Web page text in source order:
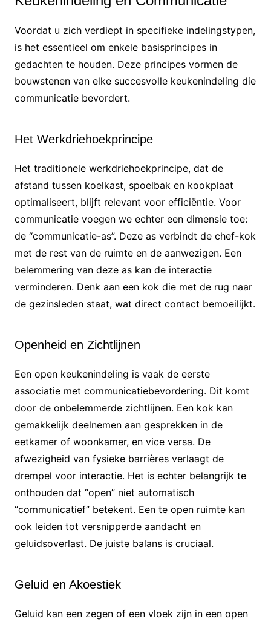
Voordat u zich verdiept in specifieke indelingstypen,
is het essentieel om enkele basisprincipes in
gedachten te houden. Deze principes vormen de
bouwstenen van elke succesvolle keukenindeling die
communicatie bevordert.
Het Werkdriehoekprincipe
Het traditionele werkdriehoekprincipe, dat de
afstand tussen koelkast, spoelbak en kookplaat
optimaliseert, blijft relevant voor efficiëntie. Voor
communicatie voegen we echter een dimensie toe:
de “communicatie-as”. Deze as verbindt de chef-kok
met de rest van de ruimte en de aanwezigen. Een
belemmering van deze as kan de interactie
verminderen. Denk aan een kok die met de rug naar
de gezinsleden staat, wat direct contact bemoeilijkt.
Openheid en Zichtlijnen
Een open keukenindeling is vaak de eerste
associatie met communicatiebevordering. Dit komt
door de onbelemmerde zichtlijnen. Een kok kan
gemakkelijk deelnemen aan gesprekken in de
eetkamer of woonkamer, en vice versa. De
afwezigheid van fysieke barrières verlaagt de
drempel voor interactie. Het is echter belangrijk te
onthouden dat “open” niet automatisch
“communicatief” betekent. Een te open ruimte kan
ook leiden tot versnipperde aandacht en
geluidsoverlast. De juiste balans is cruciaal.
Geluid en Akoestiek
Geluid kan een zegen of een vloek zijn in een open